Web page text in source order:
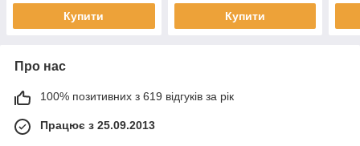
Купити Купити
Про нас
100% позитивних з 619 відгуків за рік
Працює з 25.09.2013